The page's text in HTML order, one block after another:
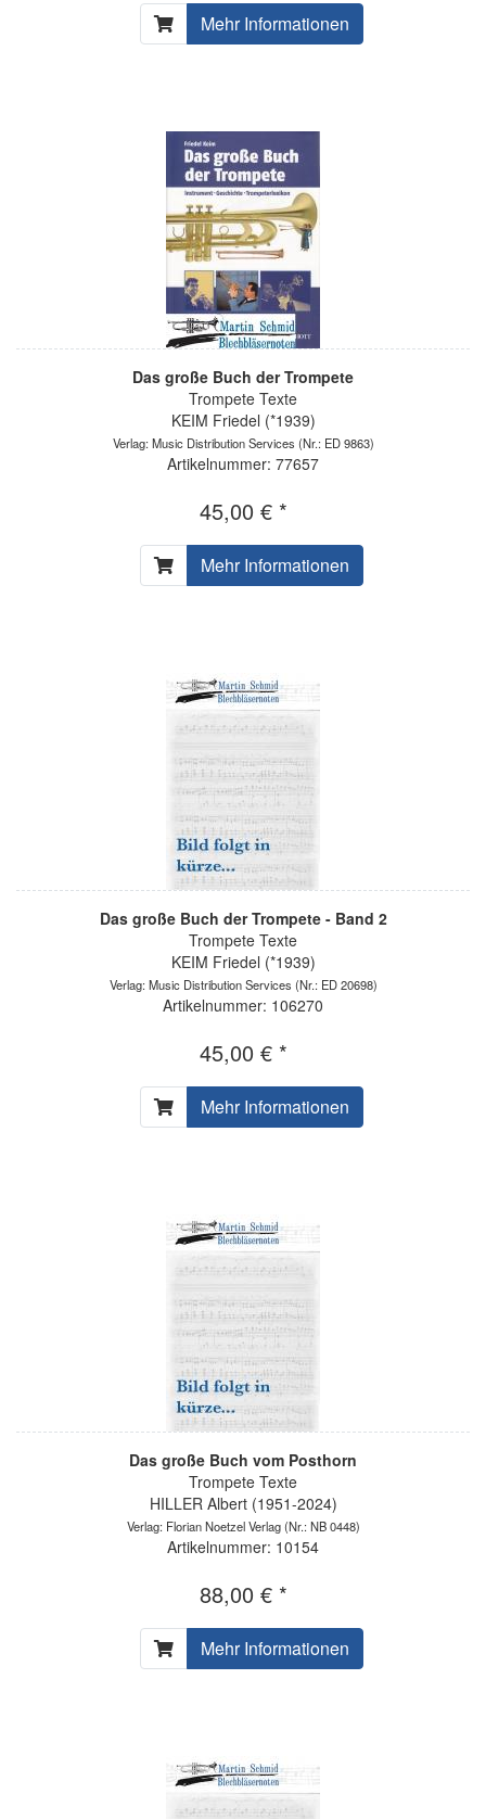
Mehr Informationen
Das große Buch der Trompete
Trompete Texte
KEIM Friedel (*1939)
Verlag: Music Distribution Services (Nr.: ED 9863)
Artikelnummer: 77657
45,00 € *
Mehr Informationen
Das große Buch der Trompete - Band 2
Trompete Texte
KEIM Friedel (*1939)
Verlag: Music Distribution Services (Nr.: ED 20698)
Artikelnummer: 106270
45,00 € *
Mehr Informationen
Das große Buch vom Posthorn
Trompete Texte
HILLER Albert (1951-2024)
Verlag: Florian Noetzel Verlag(Nr.: NB 0448)
Artikelnummer: 10154
88,00 € *
Mehr Informationen